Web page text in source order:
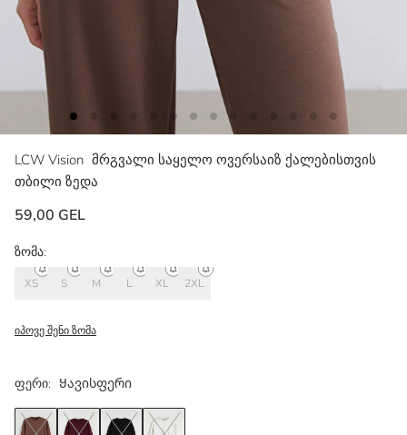
LCW Vision მრგვალი საყელო ოვერსაიზ ქალებისთვის
თბილი ზედა
59,00 GEL
ფერი: Ყავისფერი
ზომა:
XS S M L XL 2XL
იპოვე შენი ზომა